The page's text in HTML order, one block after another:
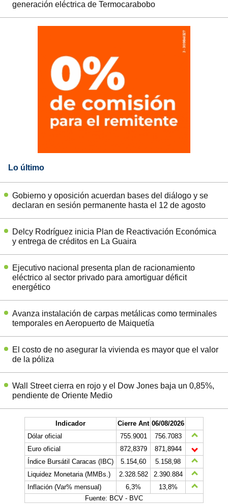
generación eléctrica de Termocarabobo
Lo último
Gobierno y oposición acuerdan bases del diálogo y se
declaran en sesión permanente hasta el 12 de agosto
Delcy Rodríguez inicia Plan de Reactivación Económica
y entrega de créditos en La Guaira
Ejecutivo nacional presenta plan de racionamiento
eléctrico al sector privado para amortiguar déficit
energético
Avanza instalación de carpas metálicas como terminales
temporales en Aeropuerto de Maiquetía
El costo de no asegurar la vivienda es mayor que el valor
de la póliza
Wall Street cierra en rojo y el Dow Jones baja un 0,85%,
pendiente de Oriente Medio
Indicador Cierre Ant 06/08/2026
Dólar oficial
755.9001
756.7083
Euro oficial
872,8379
871,8944
Índice Bursátil Caracas (IBC)
5.154,60
5.158,98
Liquidez Monetaria (MMBs.)
2.328.582
2.390.884
Inflación (Var% mensual)
6,3%
13,8%
Fuente: BCV - BVC